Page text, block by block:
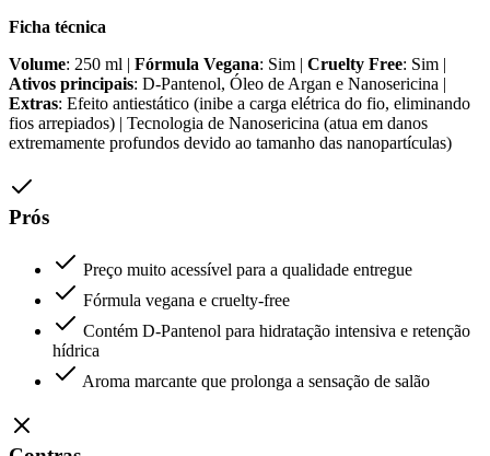
Ficha técnica
Volume: 250 ml | Fórmula Vegana: Sim | Cruelty Free: Sim |
Ativos principais: D-Pantenol, Óleo de Argan e Nanosericina |
Extras: Efeito antiestático (inibe a carga elétrica do fio, eliminando
fios arrepiados) | Tecnologia de Nanosericina (atua em danos
extremamente profundos devido ao tamanho das nanopartículas)
Prós
Preço muito acessível para a qualidade entregue
Fórmula vegana e cruelty-free
Contém D-Pantenol para hidratação intensiva e retenção
hídrica
Aroma marcante que prolonga a sensação de salão